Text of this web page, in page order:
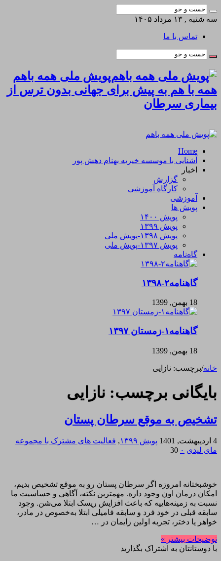
سه شنبه , ۱۳ مرداد ۱۴۰۵
تماس با ما
پویش ملی همه باهم
همه با هم به پیش برای جهانی بدون ترس از
بیماری سرطان
Home
آشنایی با موسسه خیریه بهنام دهش پور
اخبار
گزارش
کارگاه آموزشی
آموزشی
پویش ها
پویش ۱۴۰۰
پویش ۱۳۹۹
پویش ۱۳۹۸-پویش ملی
پویش ۱۳۹۷-پویش ملی
گاه‌نامه
گاهنامه۲-۱۳۹۸
18 بهمن, 1399
گاهنامه۱-زمستان ۱۳۹۷
18 بهمن, 1399
خانه/برچسب: نازایی
بایگانی برچسب: نازایی
تشخیص به موقع سرطان پستان
4 اردیبهشت, 1401 پویش ۱۳۹۹ , فعالیت های مشترک با مجموعه
مای لیدی ۰ 30
خوشبختانه امروزه اگر سرطان پستان رو به موقع تشخیص بدیم،
امکان درمان اون وجود داره. مهمترین نکته، آگاهی و حساسیت ما
نسبت به زمینه‌هاییه که باعث افزایش ریسک ابتلا می‌شن. وجود
سابقه قبلی در خود فرد و سابقه فامیلی ابتلا به‌خصوص در مادر،
خواهر یا دختر، تجربه اولین زایمان در …
توضیحات بیشتر »
با دوستانتان به اشتراک بگذارید